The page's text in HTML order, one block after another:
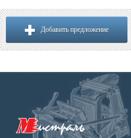
Добавить предложение